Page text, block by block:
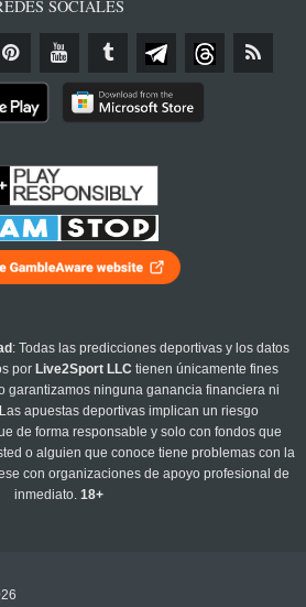
SOCIALES
: Todas las predicciones deportivas y los datos
por Live2Sport LLC tienen únicamente fines
garantizamos ninguna ganancia financiera ni
apuestas deportivas implican un riesgo
de forma responsable y solo con fondos que
o alguien que conoce tiene problemas con la
con organizaciones de apoyo profesional de
inmediato.18+